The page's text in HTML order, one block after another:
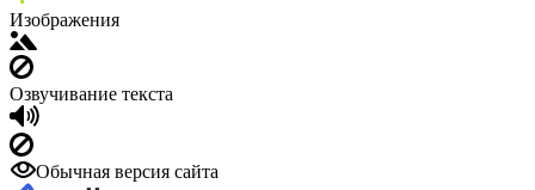
Изображения
Озвучивание текста
Обычная версия сайта